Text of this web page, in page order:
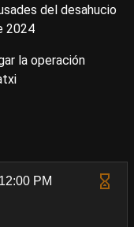
del desahucio
2024
la operación
PM